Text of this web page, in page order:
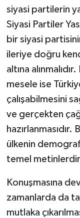
siyasi partilerin
Siyasi Partiler
bir siyasi
ileriye doğru
altına
mesele ise
çalışabilmesini
ve gerçekten
ülkenin
temel
Konuşmasına
zamanlarda da
mutlaka